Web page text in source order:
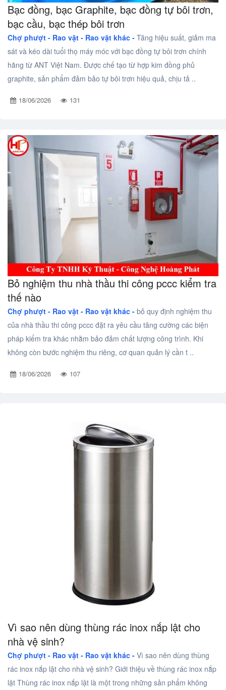
Bạc đồng, bạc Graphite, bạc đồng tự bôi trơn,
bạc cầu, bạc thép bôi trơn
Chợ phượt - Rao vặt - Rao vặt khác - Tăng hiệu suất, giảm ma
sát và kéo dài tuổi thọ máy móc với bạc đồng tự bôi trơn chính
hãng từ ANT Việt Nam. Được chế tạo từ hợp kim đồng phủ
graphite, sản phẩm đảm bảo tự bôi trơn hiệu quả, chịu tả ..
18/06/2026 131
Bỏ nghiệm thu nhà thầu thi công pccc kiểm tra
thế nào
Chợ phượt - Rao vặt - Rao vặt khác - bỏ quy định nghiệm thu
của nhà thầu thi công pccc đặt ra yêu cầu tăng cường các biện
pháp kiểm tra khác nhằm bảo đảm chất lượng công trình. Khi
không còn bước nghiệm thu riêng, cơ quan quản lý cần t ..
18/06/2026 107
Vì sao nên dùng thùng rác inox nắp lật cho
nhà vệ sinh?
Chợ phượt - Rao vặt - Rao vặt khác - Vì sao nên dùng thùng
rác inox nắp lật cho nhà vệ sinh? Giới thiệu về thùng rác inox nắp
lật Thùng rác inox nắp lật là một trong những sản phẩm không